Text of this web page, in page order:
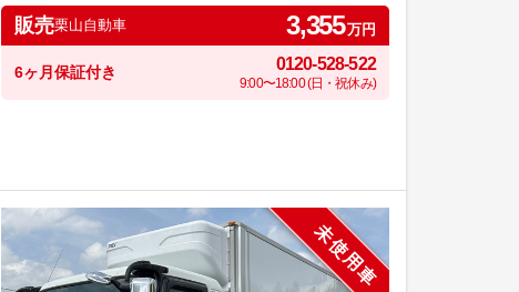
販売栗山自動車 3,355万円
6ヶ月保証付き 0120-528-522
9:00〜18:00 (日・祝休み)
未使用車